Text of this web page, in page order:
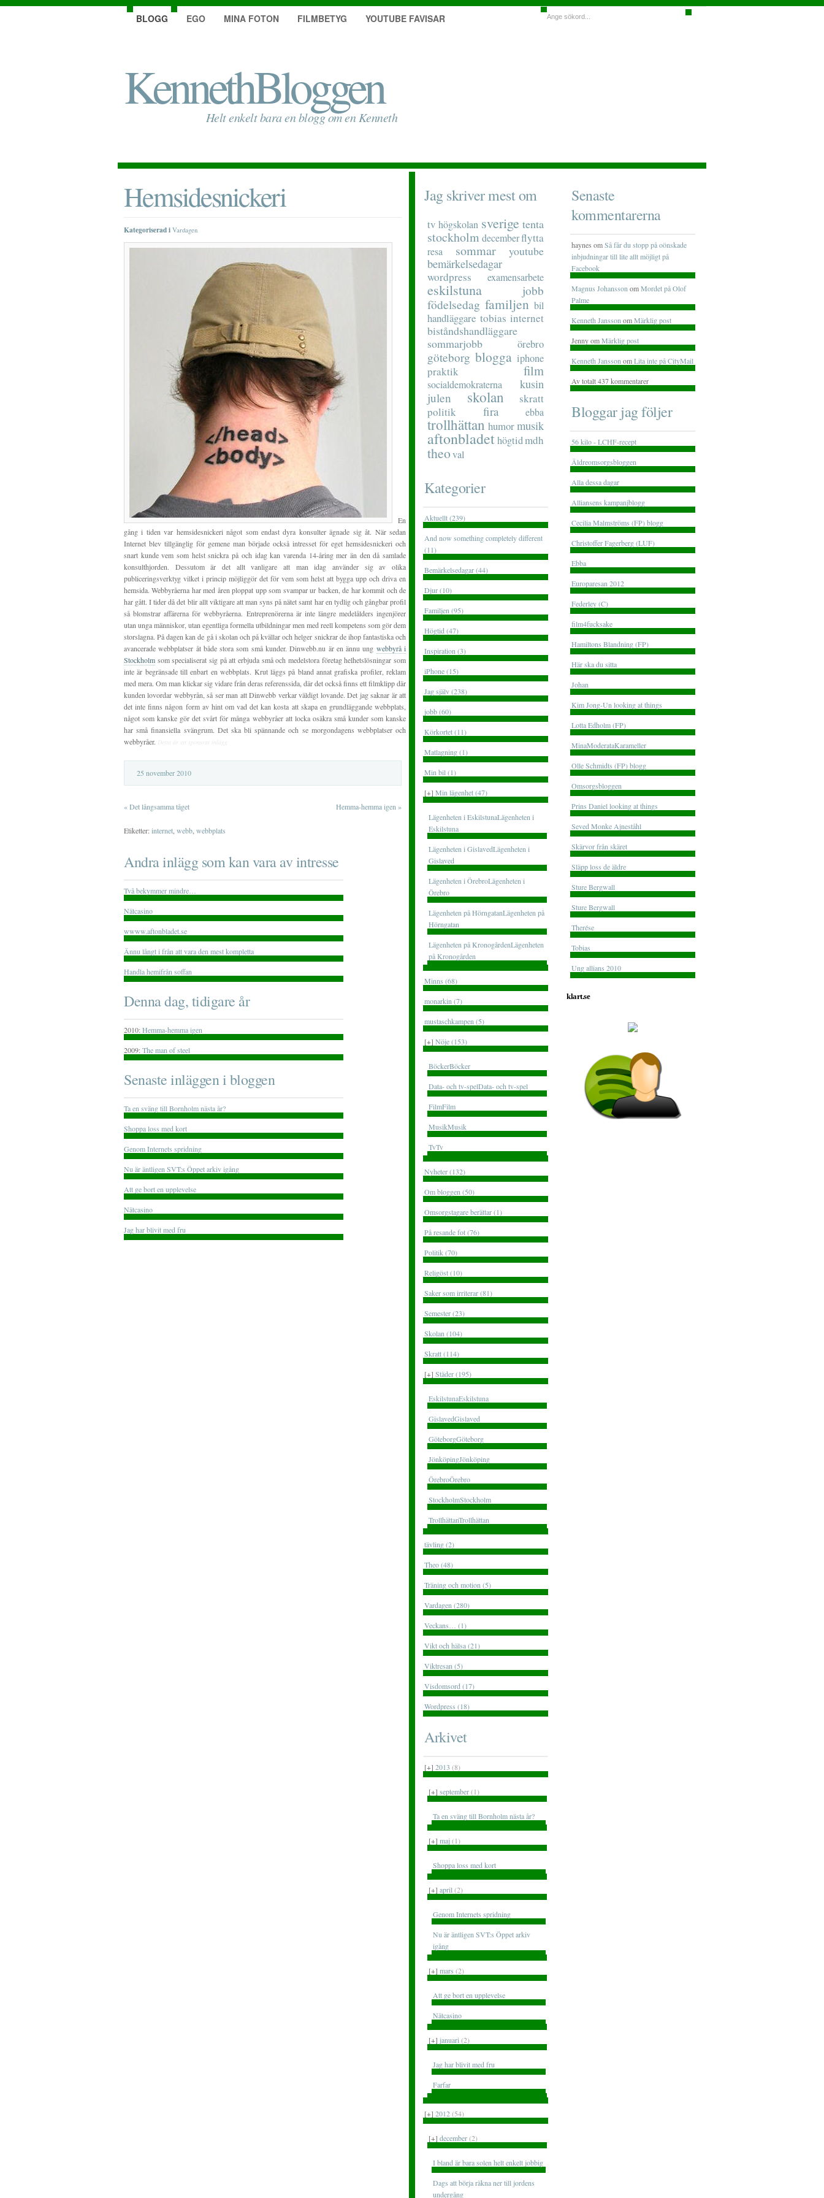
KennethBloggen
Helt enkelt bara en blogg om en Kenneth
BLOGG EGO MINA FOTON FILMBETYG YOUTUBE FAVISAR
Hemsidesnickeri
Kategoriserad i Vardagen
En
gång i tiden var hemsidesnickeri något som endast dyra konsulter ägnade sig åt. När sedan
Internet blev tillgänglig för gemene man började också intresset för eget hemsidesnickeri och
snart kunde vem som helst snickra på och idag kan varenda 14-åring mer än den då samlade
konsulthjorden. Dessutom är det allt vanligare att man idag använder sig av olika
publiceringsverktyg vilket i princip möjliggör det för vem som helst att bygga upp och driva en
hemsida. Webbyråerna har med åren ploppat upp som svampar ur backen, de har kommit och de
har gått. I tider då det blir allt viktigare att man syns på nätet samt har en tydlig och gångbar profil
så blomstrar affärerna för webbyråerna. Entreprenörerna är inte längre medelålders ingenjörer
utan unga människor, utan egentliga formella utbildningar men med reell kompetens som gör dem
storslagna. På dagen kan de gå i skolan och på kvällar och helger snickrar de ihop fantastiska och
avancerade webbplatser åt både stora som små kunder. Dinwebb.nu är en ännu ung webbyrå i
Stockholm som specialiserat sig på att erbjuda små och medelstora företag helhetslösningar som
inte är begränsade till enbart en webbplats. Krut läggs på bland annat grafiska profiler, reklam
med mera. Om man klickar sig vidare från deras referenssida, där det också finns ett filmklipp där
kunden lovordar webbyrån, så ser man att Dinwebb verkar väldigt lovande. Det jag saknar är att
det inte finns någon form av hint om vad det kan kosta att skapa en grundläggande webbplats,
något som kanske gör det svårt för många webbyråer att locka osäkra små kunder som kanske
har små finansiella svängrum. Det ska bli spännande och se morgondagens webbplatser och
webbyråer. Detta är ett sponsrat inlägg
25 november 2010
«Det långsamma tåget Hemma-hemma igen »
Etiketter:internet webb webbplats
Andra inlägg som kan vara av intresse
Två bekymmer mindre…
Nätcasino
wwww.aftonbladet.se
Ännu långt i från att vara den mest kompletta
Handla hemifrån soffan
Denna dag, tidigare år
2010:Hemma-hemma igen
2009:The man of steel
Senaste inläggen i bloggen
Ta en sväng till Bornholm nästa år?
Shoppa loss med kort
Genom Internets spridning
Nu är äntligen SVT:s Öppet arkiv igång
Att ge bort en upplevelse
Nätcasino
Jag har blivit med fru
Jag skriver mest om
tv högskolan sverige tenta
stockholm decemberflytta
resa sommar
youtube
bemärkelsedagar
wordpress examensarbete
eskilstuna jobb
födelsedag familjen bil
handläggare tobias internet
biståndshandläggare
sommarjobb
örebro
göteborg blogga iphone
praktik film
socialdemokraterna kusin
julen skolan
skratt
politik
fira ebba
trollhättan humormusik
aftonbladethögtidmdh
theoval
Kategorier
Aktuellt (239)
And now something completely different
(11)
Bemärkelsedagar (44)
Djur (10)
Familjen (95)
Högtid (47)
Inspiration (3)
iPhone (15)
Jag själv (238)
jobb (60)
Körkortet (11)
Matlagning (1)
Min bil (1)
[+] Min lägenhet (47)
Lägenheten i EskilstunaLägenheten i
Eskilstuna
Lägenheten i GislavedLägenheten i
Gislaved
Lägenheten i ÖrebroLägenheten i
Örebro
Lägenheten på HörngatanLägenheten på
Hörngatan
Lägenheten på KronogårdenLägenheten
på Kronogården
Minns (68)
monarkin (7)
mustaschkampen (5)
[+] Nöje (153)
BöckerBöcker
Data- och tv-spelData- och tv-spel
FilmFilm
MusikMusik
TvTv
Nyheter (132)
Om bloggen (50)
Omsorgstagare berättar (1)
På resande fot (76)
Politik (70)
Religöst (10)
Saker som irriterar (81)
Semester (23)
Skolan (104)
Skratt (114)
[+] Städer (195)
EskilstunaEskilstuna
GislavedGislaved
GöteborgGöteborg
JönköpingJönköping
ÖrebroÖrebro
StockholmStockholm
TrollhättanTrollhättan
tävling (2)
Theo (48)
Träning och motion (5)
Vardagen (280)
Veckans… (1)
Vikt och hälsa (21)
Viktresan (5)
Visdomsord (17)
Wordpress (18)
Arkivet
[+] 2013 (8)
[+] september(1)
Ta en sväng till Bornholm nästa år?
[+] maj(1)
Shoppa loss med kort
[+] april (2)
Genom Internets spridning
Nu är äntligen SVT:s Öppet arkiv
igång
[+] mars (2)
Att ge bort en upplevelse
Nätcasino
[+] januari (2)
Jag har blivit med fru
Farfar
[+] 2012(54)
[+] december(2)
I bland är bara solen helt enkelt jobbig
Dags att börja räkna ner till jordens
undergång
Senaste
kommentarerna
haynes omSå får du stopp på oönskade
inbjudningar till lite allt möjligt på
Facebook
Magnus Johansson omMordet på Olof
Palme
Kenneth Jansson omMärklig post
Jenny omMärklig post
Kenneth Jansson omLita inte på CityMail
Av totalt 437 kommentarer
Bloggar jag följer
56 kilo - LCHF-recept
Äldreomsorgsbloggen
Alla dessa dagar
Alliansens kampanjblogg
Cecilia Malmströms (FP) blogg
Christoffer Fagerberg (LUF)
Ebba
Europaresan 2012
Federley (C)
film4fucksake
Hamiltons Blandning (FP)
Här ska du sitta
Johan
Kim Jong-Un looking at things
Lotta Edholm (FP)
MinaModerataKarameller
Olle Schmidts (FP) blogg
Omsorgsbloggen
Prins Daniel looking at things
Seved Monke Ajneståhl
Skärvor från skäret
Släpp loss de äldre
Sture Bergwall
Sture Bergwall
Therése
Tobias
Ung allians 2010
klart.se